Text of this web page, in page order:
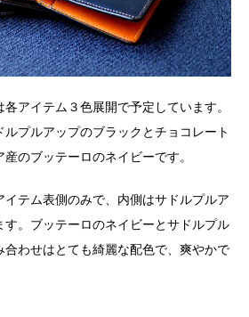
アイテム３色展開で予定しています。
プルアップのブラックとチョコレート
産のブッテーロのネイビーです。
イテム表側のみで、内側はサドルプルア
す。ブッテーロのネイビーとサドルプル
合わせはとても綺麗な配色で、爽やかで